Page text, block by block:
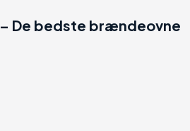
De bedste brændeovne